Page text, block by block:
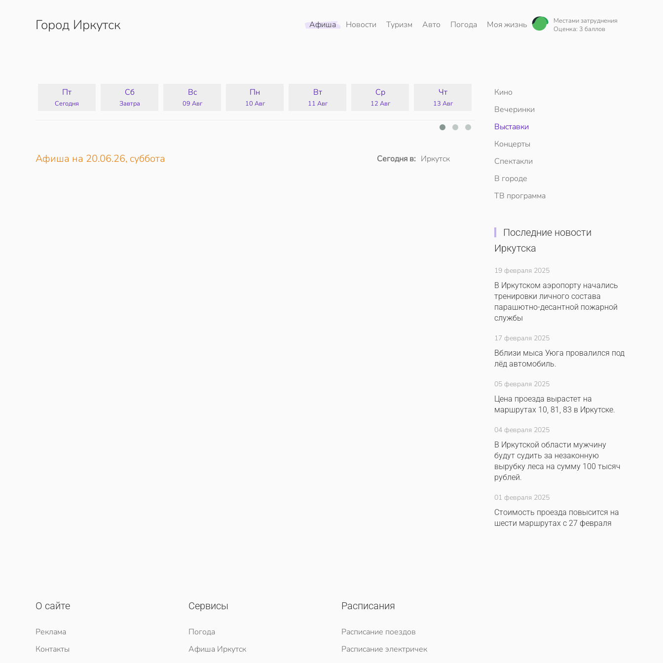
Перейти к содержимому
Город Иркутск Афиша Новости Туризм Авто Погода Моя жизнь
Местами затруднения
Оценка: 3 баллов
Пт
Сегодня
Сб
Завтра
Вс
09 Авг
Пн
10 Авг
Вт
11 Авг
Ср
12 Авг
Чт
13 Авг
Пт
Сегодня в: Иркутск
Афиша на 20.06.26, суббота
Кино
Вечеринки
Выставки
Концерты
Спектакли
В городе
ТВ программа
Последние новости
Иркутска
19 февраля 2025
В Иркутском аэропорту начались
тренировки личного состава
парашютно-десантной пожарной
службы
17 февраля 2025
Вблизи мыса Уюга провалился под
лёд автомобиль.
05 февраля 2025
Цена проезда вырастет на
маршрутах 10, 81, 83 в Иркутске.
04 февраля 2025
В Иркутской области мужчину
будут судить за незаконную
вырубку леса на сумму 100 тысяч
рублей.
01 февраля 2025
Стоимость проезда повысится на
шести маршрутах с 27 февраля
О сайте
Реклама
Контакты
Сервисы
Погода
Афиша Иркутск
Расписания
Расписание поездов
Расписание электричек